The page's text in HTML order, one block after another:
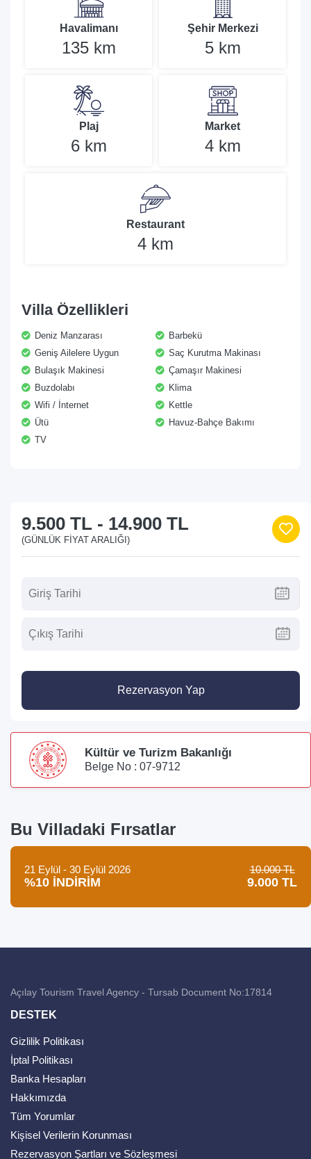
Havalimanı
135 km
Şehir Merkezi
5 km
Plaj
6 km
Market
4 km
Restaurant
4 km
Villa Özellikleri
Deniz Manzarası
Barbekü
Geniş Ailelere Uygun
Saç Kurutma Makinası
Bulaşık Makinesi
Çamaşır Makinesi
Buzdolabı
Klima
Wifi / İnternet
Kettle
Ütü
Havuz-Bahçe Bakımı
TV
9.500 TL - 14.900 TL
(GÜNLÜK FIYAT ARALIĞI)
Rezervasyon Yap
Kültür ve Turizm Bakanlığı
Belge No : 07-9712
Bu Villadaki Fırsatlar
21 Eylül - 30 Eylül 2026
%10 İNDİRİM
10.000 TL
9.000 TL
Açılay Tourism Travel Agency - Tursab Document No:17814
DESTEK
Gizlilik Politikası
İptal Politikası
Banka Hesapları
Hakkımızda
Tüm Yorumlar
Kişisel Verilerin Korunması
Rezervasyon Şartları ve Sözleşmesi